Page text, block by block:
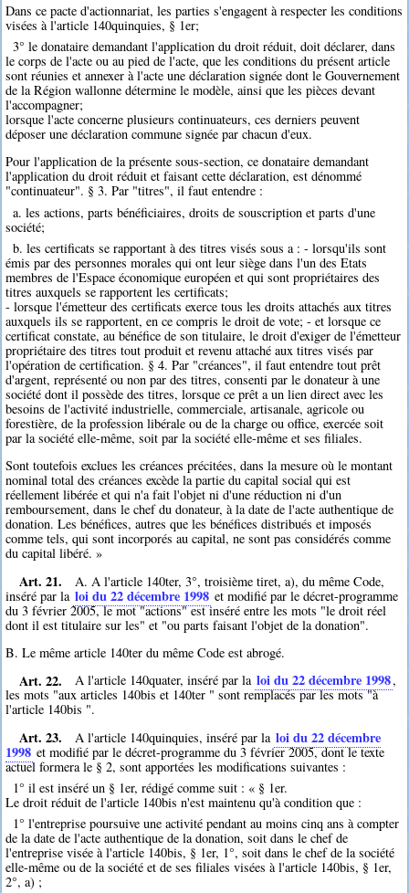
Dans ce pacte d'actionnariat, les parties s'engagent à respecter les conditions
visées à l'article 140quinquies, § 1er;
3° le donataire demandant l'application du droit réduit, doit déclarer, dans
le corps de l'acte ou au pied de l'acte, que les conditions du présent article
sont réunies et annexer à l'acte une déclaration signée dont le Gouvernement
de la Région wallonne détermine le modèle, ainsi que les pièces devant
l'accompagner;
lorsque l'acte concerne plusieurs continuateurs, ces derniers peuvent
déposer une déclaration commune signée par chacun d'eux.
Pour l'application de la présente sous-section, ce donataire demandant
l'application du droit réduit et faisant cette déclaration, est dénommé
"continuateur". § 3. Par "titres", il faut entendre :
a. les actions, parts bénéficiaires, droits de souscription et parts d'une
société;
b. les certificats se rapportant à des titres visés sous a : - lorsqu'ils sont
émis par des personnes morales qui ont leur siège dans l'un des Etats
membres de l'Espace économique européen et qui sont propriétaires des
titres auxquels se rapportent les certificats;
- lorsque l'émetteur des certificats exerce tous les droits attachés aux titres
auxquels ils se rapportent, en ce compris le droit de vote; - et lorsque ce
certificat constate, au bénéfice de son titulaire, le droit d'exiger de l'émetteur
propriétaire des titres tout produit et revenu attaché aux titres visés par
l'opération de certification. § 4. Par "créances", il faut entendre tout prêt
d'argent, représenté ou non par des titres, consenti par le donateur à une
société dont il possède des titres, lorsque ce prêt a un lien direct avec les
besoins de l'activité industrielle, commerciale, artisanale, agricole ou
forestière, de la profession libérale ou de la charge ou office, exercée soit
par la société elle-même, soit par la société elle-même et ses filiales.
Sont toutefois exclues les créances précitées, dans la mesure où le montant
nominal total des créances excède la partie du capital social qui est
réellement libérée et qui n'a fait l'objet ni d'une réduction ni d'un
remboursement, dans le chef du donateur, à la date de l'acte authentique de
donation. Les bénéfices, autres que les bénéfices distribués et imposés
comme tels, qui sont incorporés au capital, ne sont pas considérés comme
du capital libéré. »
Art. 21.
A. A l'article 140ter, 3°, troisième tiret, a), du même Code,
inséré par la loi du 22 décembre 1998 et modifié par le décret-programme
du 3 février 2005, le mot "actions" est inséré entre les mots "le droit réel
dont il est titulaire sur les" et "ou parts faisant l'objet de la donation".
B. Le même article 140ter du même Code est abrogé.
Art. 22. A l'article 140quater, inséré par la loi du 22 décembre 1998,
les mots "aux articles 140bis et 140ter " sont remplacés par les mots "à
l'article 140bis ".
Art. 23. A l'article 140quinquies, inséré par la loi du 22 décembre
1998 et modifié par le décret-programme du 3 février 2005, dont le texte
actuel formera le § 2, sont apportées les modifications suivantes :
1° il est inséré un § 1er, rédigé comme suit : « § 1er.
Le droit réduit de l'article 140bis n'est maintenu qu'à condition que :
1° l'entreprise poursuive une activité pendant au moins cinq ans à compter
de la date de l'acte authentique de la donation, soit dans le chef de
l'entreprise visée à l'article 140bis, § 1er, 1°, soit dans le chef de la société
elle-même ou de la société et de ses filiales visées à l'article 140bis, § 1er,
2°, a) ;